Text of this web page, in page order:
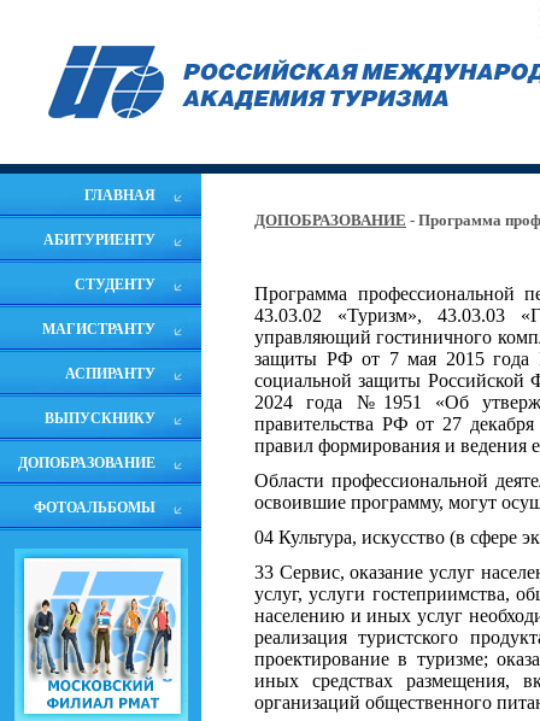
ГЛАВНАЯ
АБИТУРИЕНТУ
СТУДЕНТУ
МАГИСТРАНТУ
АСПИРАНТУ
ВЫПУСКНИКУ
ДОПОБРАЗОВАНИЕ
ФОТОАЛЬБОМЫ
ДОПОБРАЗОВАНИЕ - Программа
Программа профессиональной
43.03.02 «Туризм», 43.03.03
управляющий гостиничного
защиты РФ от 7 мая 2015 года
социальной защиты Российской
2024 года №1951 «Об
правительства РФ от 27
правил формирования и ведения
Области профессиональной
освоившие программу, могут
04 Культура, искусство (в сфере
33 Сервис, оказание услуг
услуг, услуги гостеприимства,
населению и иных услуг
реализация туристского
проектирование в туризме;
иных средствах размещения,
организаций общественного